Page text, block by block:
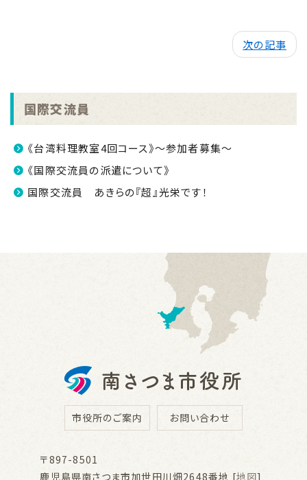
次の記事
国際交流員
《台湾料理教室4回コース》～参加者募集～
《国際交流員の派遣について》
国際交流員 あきらの『超』光栄です！
市役所のご案内 お問い合わせ
〒897-8501
鹿児島県南さつま市加世田川畑2648番地 [地図]